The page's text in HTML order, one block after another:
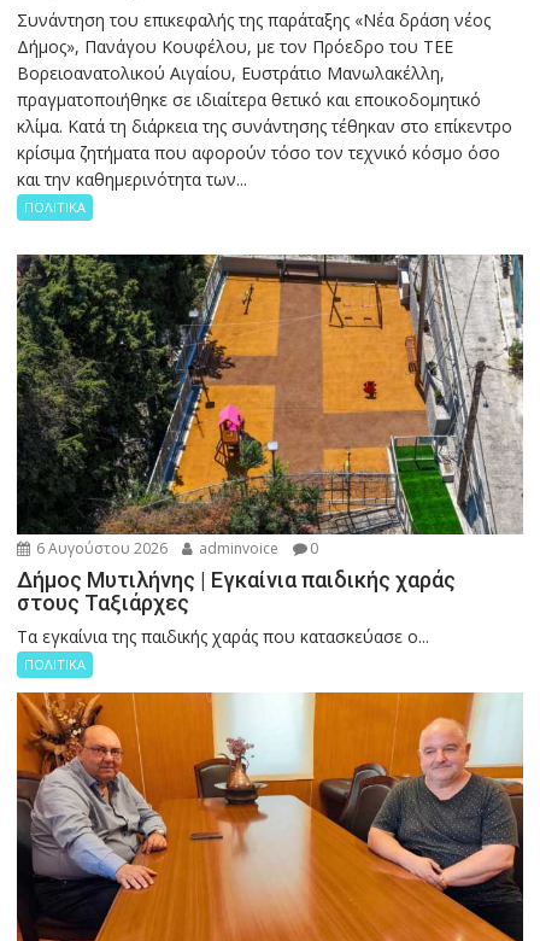
Συνάντηση του επικεφαλής της παράταξης «Νέα δράση νέος
Δήμος», Πανάγου Κουφέλου, με τον Πρόεδρο του ΤΕΕ
Βορειοανατολικού Αιγαίου, Ευστράτιο Μανωλακέλλη,
πραγματοποιήθηκε σε ιδιαίτερα θετικό και εποικοδομητικό
κλίμα. Κατά τη διάρκεια της συνάντησης τέθηκαν στο επίκεντρο
κρίσιμα ζητήματα που αφορούν τόσο τον τεχνικό κόσμο όσο
και την καθημερινότητα των...
ΠΟΛΙΤΙΚΑ
6 Αυγούστου 2026 adminvoice 0
Δήμος Μυτιλήνης | Εγκαίνια παιδικής χαράς
στους Ταξιάρχες
Tα εγκαίνια της παιδικής χαράς που κατασκεύασε ο...
ΠΟΛΙΤΙΚΑ